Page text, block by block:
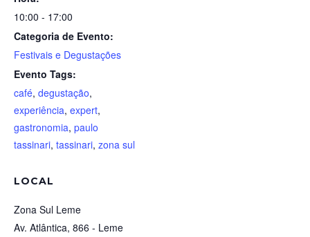
10:00 - 17:00
Categoria de Evento:
Festivais e Degustações
Evento Tags:
café, degustação,
experiência, expert,
gastronomia, paulo
tassinari, tassinari, zona sul
LOCAL
Zona Sul Leme
Av. Atlântica, 866 - Leme